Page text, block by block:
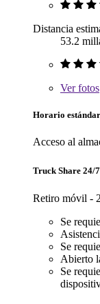
Distancia
53.2
Verfotos
Horario estándar
Acceso al
Truck Share 24/7
Retiro móvil -
Se
Se
Abierto
Se